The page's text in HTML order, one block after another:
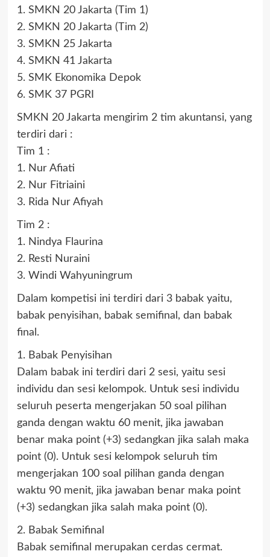
1. SMKN 20 Jakarta (Tim 1)
2. SMKN 20 Jakarta (Tim 2)
3. SMKN 25 Jakarta
4. SMKN 41 Jakarta
5. SMK Ekonomika Depok
6. SMK 37 PGRI
SMKN 20 Jakarta mengirim 2 tim akuntansi, yang
terdiri dari :
Tim 1 :
1. Nur Afiati
2. Nur Fitriaini
3. Rida Nur Afiyah
Tim 2 :
1. Nindya Flaurina
2. Resti Nuraini
3. Windi Wahyuningrum
Dalam kompetisi ini terdiri dari 3 babak yaitu,
babak penyisihan, babak semifinal, dan babak
final.
1. Babak Penyisihan
Dalam babak ini terdiri dari 2 sesi, yaitu sesi
individu dan sesi kelompok. Untuk sesi individu
seluruh peserta mengerjakan 50 soal pilihan
ganda dengan waktu 60 menit, jika jawaban
benar maka point (+3) sedangkan jika salah maka
point (0). Untuk sesi kelompok seluruh tim
mengerjakan 100 soal pilihan ganda dengan
waktu 90 menit, jika jawaban benar maka point
(+3) sedangkan jika salah maka point (0).
2. Babak Semifinal
Babak semifinal merupakan cerdas cermat.